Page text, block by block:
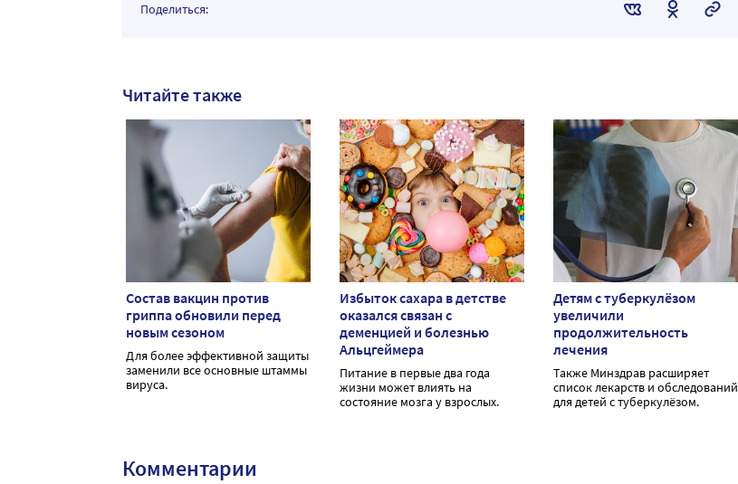
Поделиться:
Читайте также
Состав вакцин против
гриппа обновили перед
новым сезоном
Для более эффективной защиты
заменили все основные штаммы
вируса.
Избыток сахара в детстве
оказался связан с
деменцией и болезнью
Альцгеймера
Питание в первые два года
жизни может влиять на
состояние мозга у взрослых.
Детям с туберкулёзом
увеличили
продолжительность
лечения
Также Минздрав расширяет
список лекарств и обследований
для детей с туберкулёзом.
Комментарии